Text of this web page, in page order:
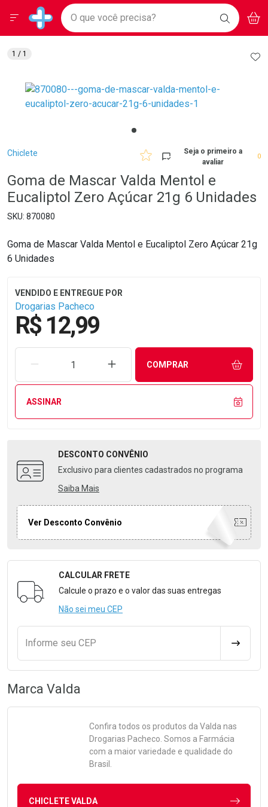
Drogarias Pacheco
Baixe nosso APP e aproveite Ofertas Exclusivas!
BAIXE
O APP
Ir direto para a home
pela página
Ir direto para o conteúdo
Ir direto para a busca
Ir direto para a conta
Ir direto para a notificações
Ir direto para o carrinho
Ir direto para o menu
Faça a sua busca
O que você precisa? BUSCAR
Menu
Breadcrumb
Chiclete
Seja o primeiro a
avaliar
0
Goma de Mascar Valda Mentol e
Eucaliptol Zero Açúcar 21g 6 Unidades
870080
Goma de Mascar Valda Mentol e Eucaliptol Zero Açúcar 21g
6 Unidades
Drogarias Pacheco
R$ 12,99
REMOVER UMA UNIDADEAUMENTAR UMA UNIDADE
COMPRAR
ASSINAR
DESCONTO CONVÊNIO
Exclusivo para clientes cadastrados no programa
Saiba Mais
Ver Desconto Convênio
Formulário para Calcular o Frete
CALCULAR FRETE
Calcule o prazo e o valor das suas entregas
Não sei meu CEP
Informe seu CEP
1 / 1
Marca Valda
Confira todos os produtos da Valda nas
Drogarias Pacheco. Somos a Farmácia
com a maior variedade e qualidade do
Brasil.
CHICLETE VALDA